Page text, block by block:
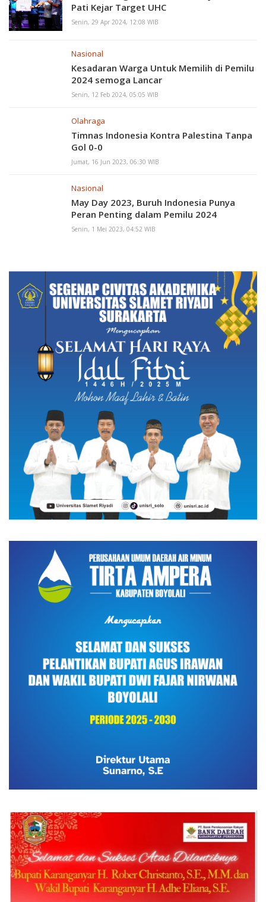
Pati Kejar Target UHC
Senin, 29 Apr 2024, 12:08 WIB
Nasional
Kesadaran Warga Untuk Memilih di Pemilu
2024 semoga Lancar
Senin, 12 Feb 2024, 05:05 WIB
Olahraga
Timnas Indonesia Kontra Palestina Tanpa
Gol 0-0
Jumat, 16 Jun 2023, 06:30 WIB
Nasional
May Day 2023, Buruh Indonesia Punya
Peran Penting dalam Pemilu 2024
Senin, 1 Mei 2023, 04:52 WIB